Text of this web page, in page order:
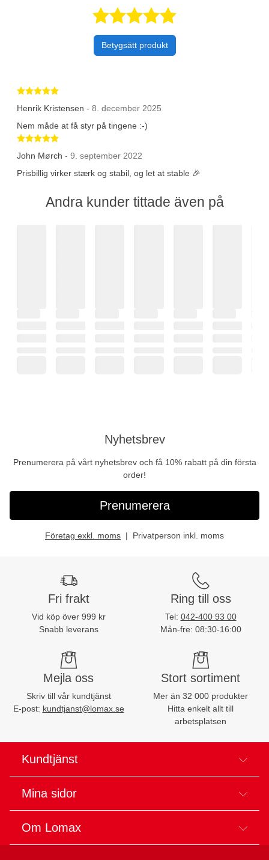
Betygsatt 5 av
Betygsätt produkt
Betygsatt 5 av 5 stjärnor
Henrik Kristensen - 8. december 2025
Nem måde at få styr på tingene :-)
Betygsatt 5 av 5 stjärnor
John Mørch - 9. september 2022
Prisbillig virker stærk og stabil, og let at stable 🎉
Andra kunder tittade även på
Nyhetsbrev
Prenumerera på vårt nyhetsbrev och få 10% rabatt på din första
order!
Prenumerera
Företag exkl. moms Privatperson inkl. moms
Fri frakt
Vid köp över 999 kr
Snabb leverans
Ring till oss
Tel: 042-400 93 00
Mån-fre: 08:30-16:00
Mejla oss
Skriv till vår kundtjänst
E-post: kundtjanst@lomax.se
Stort sortiment
Mer än 32 000 produkter
Hitta enkelt allt till
arbetsplatsen
Kundtjänst
Mina sidor
Om Lomax